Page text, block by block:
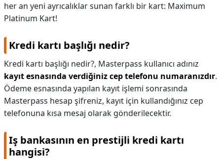
her an yeni ayrıcalıklar sunan farklı bir kart: Maximum
Platinum Kart!
Kredi kartı başlığı nedir?
Kredi kartı başlığı nedir?, Masterpass kullanıcı adınız
kayıt esnasında verdiğiniz cep telefonu numaranızdır.
Ödeme esnasında yapılan kayıt işlemi sonrasında
Masterpass hesap şifreniz, kayıt için kullandığınız cep
telefonuna kısa mesaj olarak gönderilecektir.
Iş bankasının en prestijli kredi kartı
hangisi?